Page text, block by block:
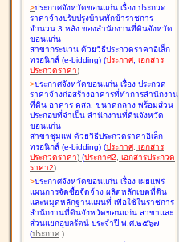
>ประกาศจังหวัดขอนแก่น เรื่อง ประกวด
ราคาจ้างปรับปรุงบ้านพักข้าราชการ
จำนวน 3 หลัง ของสำนักงานที่ดินจังหวัด
ขอนแก่น
สาขากระนวน ด้วยวิธีประกวดราคาอิเล็ก
ทรอนิกส์ (e-bidding) (ประกาศ, เอกสาร
ประกวดราคา)
>ประกาศจังหวัดขอนแก่น เรื่อง ประกวด
ราคาจ้างก่อสร้างอาคารที่ทำการสำนักงาน
ที่ดิน อาคาร คสล. ขนาดกลาง พร้อมส่วน
ประกอบที่จำเป็น สำนักงานที่ดินจังหวัด
ขอนแก่น
สาขาชุมแพ ด้วยวิธีประกวดราคาอิเล็ก
ทรอนิกส์ (e-bidding) (ประกาศ, เอกสาร
ประกวดราคา) (ประกาศ2, เอกสารประกวด
ราคา2)
>ประกาศจังหวัดขอนแก่น เรื่อง เผยแพร่
แผนการจัดซื้อจัดจ้าง ผลิตหลักเขตที่ดิน
และหมุดหลักฐานแผนที่ เพื่อใช้ในราชการ
สำนักงานที่ดินจังหวัดขอนแก่น สาขาและ
ส่วนแยกอุบลรัตน์ ประจำปี พ.ศ.๒๕๖๗
(ประกาศ )